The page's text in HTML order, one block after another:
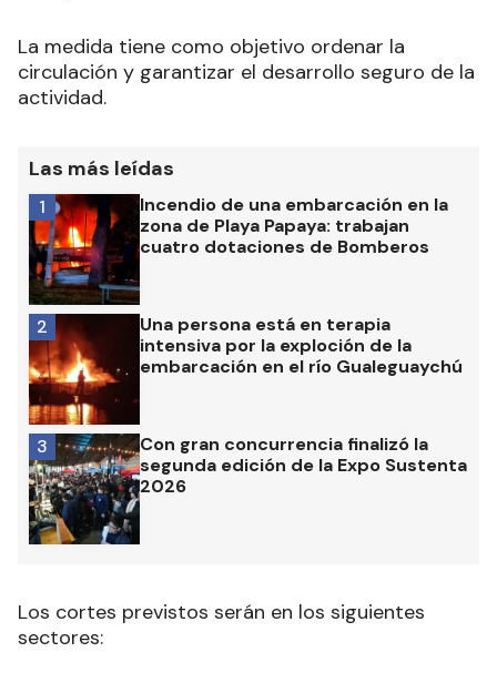
La medida tiene como objetivo ordenar la
circulación y garantizar el desarrollo seguro de la
actividad.
Las más leídas
Incendio de una embarcación en la
zona de Playa Papaya: trabajan
cuatro dotaciones de Bomberos
1
Una persona está en terapia
intensiva por la exploción de la
embarcación en el río Gualeguaychú
2
Con gran concurrencia finalizó la
segunda edición de la Expo Sustenta
2026
3
Los cortes previstos serán en los siguientes
sectores: